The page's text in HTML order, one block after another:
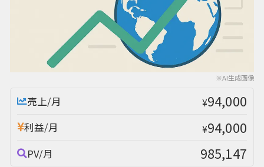
※AI生成画像
売上/月 ¥94,000
利益/月 ¥94,000
PV/月 985,147